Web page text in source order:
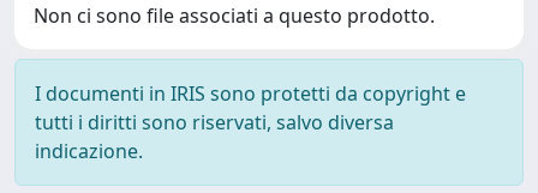
Non ci sono file associati a questo prodotto.
I documenti in IRIS sono protetti da copyright e
tutti i diritti sono riservati, salvo diversa
indicazione.